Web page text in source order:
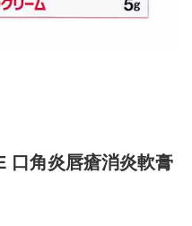
口角炎唇瘡消炎軟膏